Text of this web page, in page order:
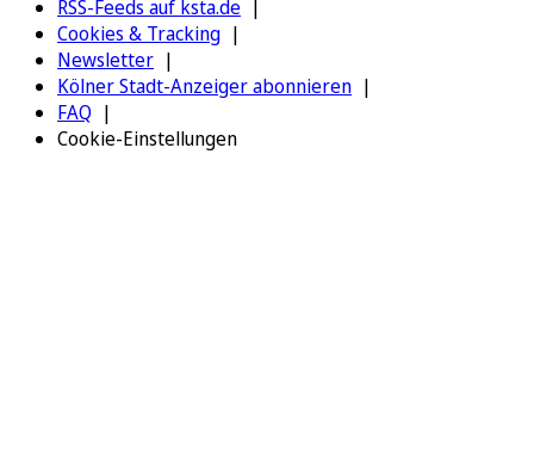
RSS-Feeds auf ksta.de
Cookies & Tracking
Newsletter
Kölner Stadt-Anzeiger abonnieren
FAQ
Cookie-Einstellungen